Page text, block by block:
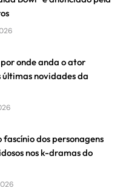
onde anda o ator
últimas novidades da
fascínio dos personagens
nos k-dramas do